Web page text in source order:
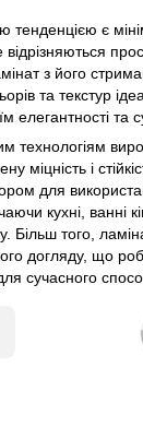
є
відрізняються
з його
та текстур
елегантності та
технологіям
міцність і
для
кухні, ванні
Більш того,
догляду, що
сучасного